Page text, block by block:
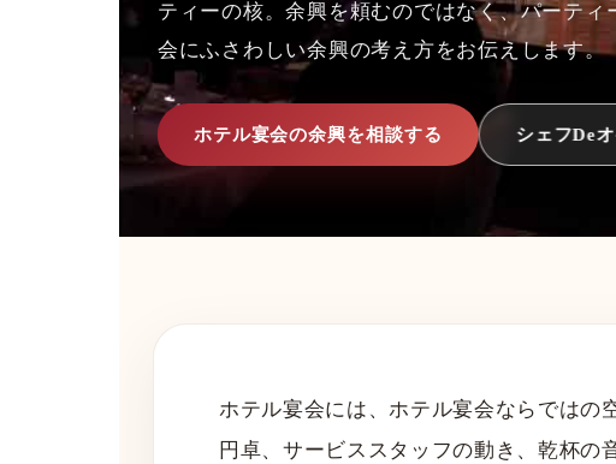
ティーの核。余興を頼むのではなく、パーテ
会にふさわしい余興の考え方をお伝えします。
ホテル宴会の余興を相談する シェフDe
ホテル宴会には、ホテル宴会ならではの
円卓、サービススタッフの動き、乾杯の